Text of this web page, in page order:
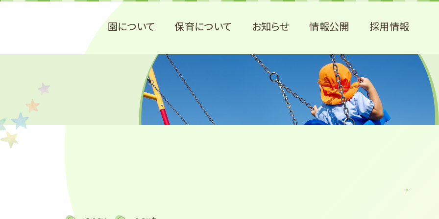
園について 保育について お知らせ 情報公開 採用情報
＊